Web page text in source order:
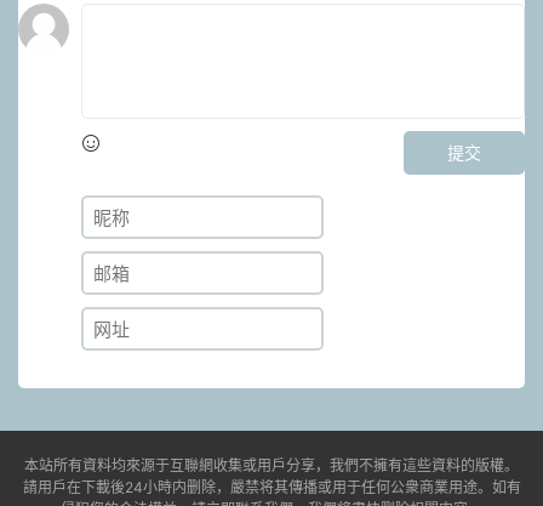
提交
本站所有資料均來源于互聯網收集或用戶分享，我們不擁有這些資料的版權。
請用戶在下載後24小時内删除，嚴禁将其傳播或用于任何公衆商業用途。如有